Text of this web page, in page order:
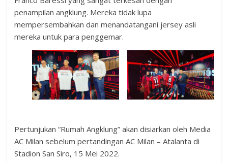
penampilan angklung. Mereka tidak lupa
mempersembahkan dan menandatangani jersey asli
mereka untuk para penggemar.
Pertunjukan “Rumah Angklung” akan disiarkan oleh Media
AC Milan sebelum pertandingan AC Milan – Atalanta di
Stadion San Siro, 15 Mei 2022.